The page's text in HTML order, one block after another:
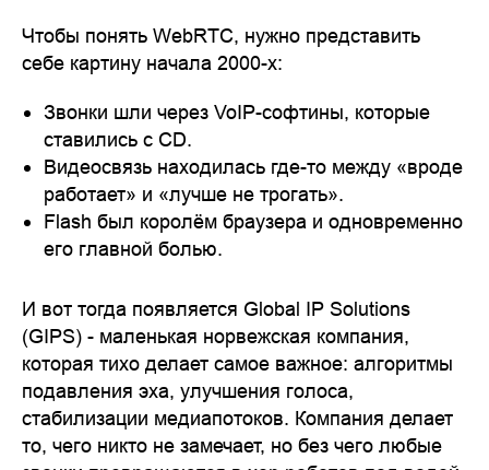
Чтобы понять WebRTC, нужно представить
себе картину начала 2000-х:
Звонки шли через VoIP-софтины, которые
ставились с CD.
Видеосвязь находилась где-то между «вроде
работает» и «лучше не трогать».
Flash был королём браузера и одновременно
его главной болью.
И вот тогда появляется Global IP Solutions
(GIPS) - маленькая норвежская компания,
которая тихо делает самое важное: алгоритмы
подавления эха, улучшения голоса,
стабилизации медиапотоков. Компания делает
то, чего никто не замечает, но без чего любые